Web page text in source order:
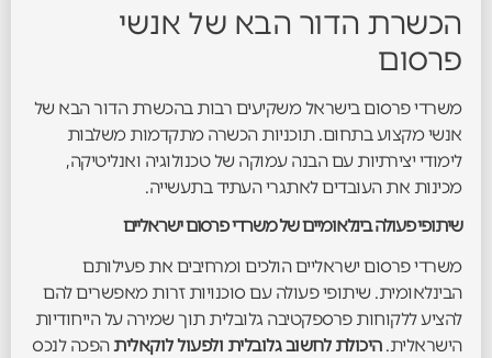
הכשרת הדור הבא של אנשי
פרסום
משרדי פרסום בישראל משקיעים רבות בהכשרת הדור הבא של
אנשי מקצוע בתחום. תוכניות הכשרה מתקדמות משלבות
לימודי יצירתיות עם הבנה עמוקה של טכנולוגיה ואנליטיקה,
מכינות את העובדים לאתגרי העתיד בתעשייה.
שיתופי פעולה בינלאומיים של משרדי פרסום ישראליים
משרדי פרסום ישראליים הולכים ומרחיבים את פעילותם
הבינלאומית. שיתופי פעולה עם סוכנויות זרות מאפשרים להם
להציע ללקוחות פרספקטיבה גלובלית תוך שמירה על הייחודיות
הישראלית.היכולת לחשוב גלובלית ולפעול לוקאליתהפכה לנכס